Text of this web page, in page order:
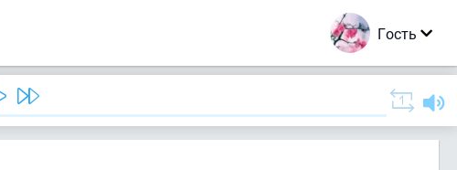
Гость